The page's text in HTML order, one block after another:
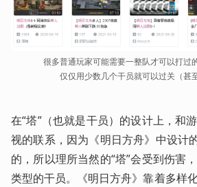
很多普通玩家可能需要一整队才可以打过
仅仅用少数几个干员就可以过关（甚
在“塔”（也就是干员）的设计上，和
视的联系，因为《明日方舟》中设计
的，所以理所当然的“塔”会受到伤害
类型的干员。《明日方舟》靠着多样